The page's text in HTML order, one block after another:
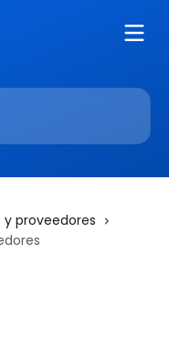
proveedores